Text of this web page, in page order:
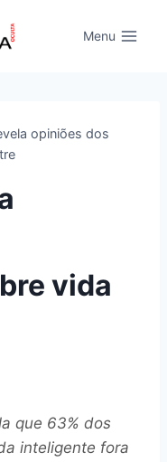
Menu
opiniões dos
vida
que 63% dos
inteligente fora